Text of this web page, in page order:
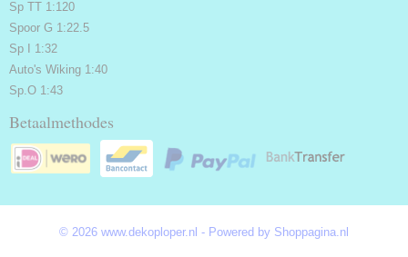
Sp TT 1:120
Spoor G 1:22.5
Sp I 1:32
Auto's Wiking 1:40
Sp.O 1:43
Betaalmethodes
© 2026 www.dekoploper.nl - Powered by Shoppagina.nl